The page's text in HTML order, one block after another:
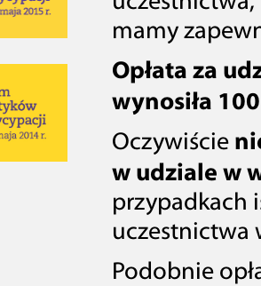
mamy
Opłata za
wynosiła
Oczywiście
w udziale w
przypadkach
uczestnictwa
Podobnie